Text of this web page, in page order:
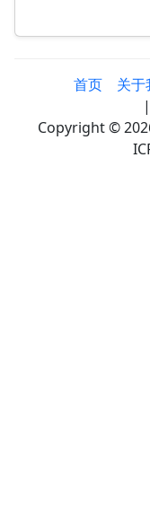
首页 关于
|
Copyright ©